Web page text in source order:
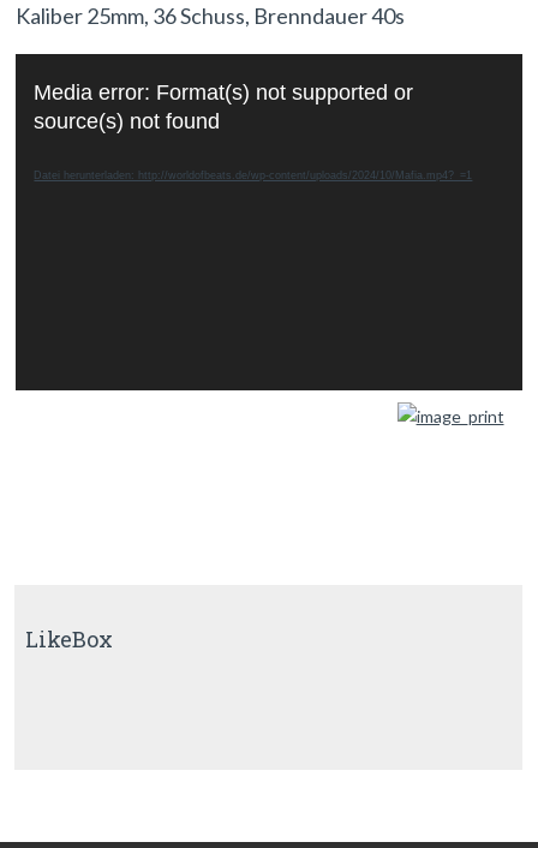
Kaliber 25mm, 36 Schuss, Brenndauer 40s
Player
Media error: Format(s) not supported or
source(s) not found
Datei herunterladen: http://worldofbeats.de/wp-content/uploads/2024/10/Mafia.mp4?_=1
LikeBox